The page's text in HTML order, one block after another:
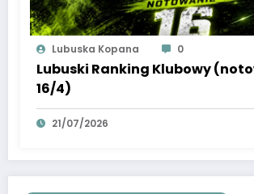
Lubuska Kopana 0
Lubuski Ranking Klubowy
16/4)
21/07/2026